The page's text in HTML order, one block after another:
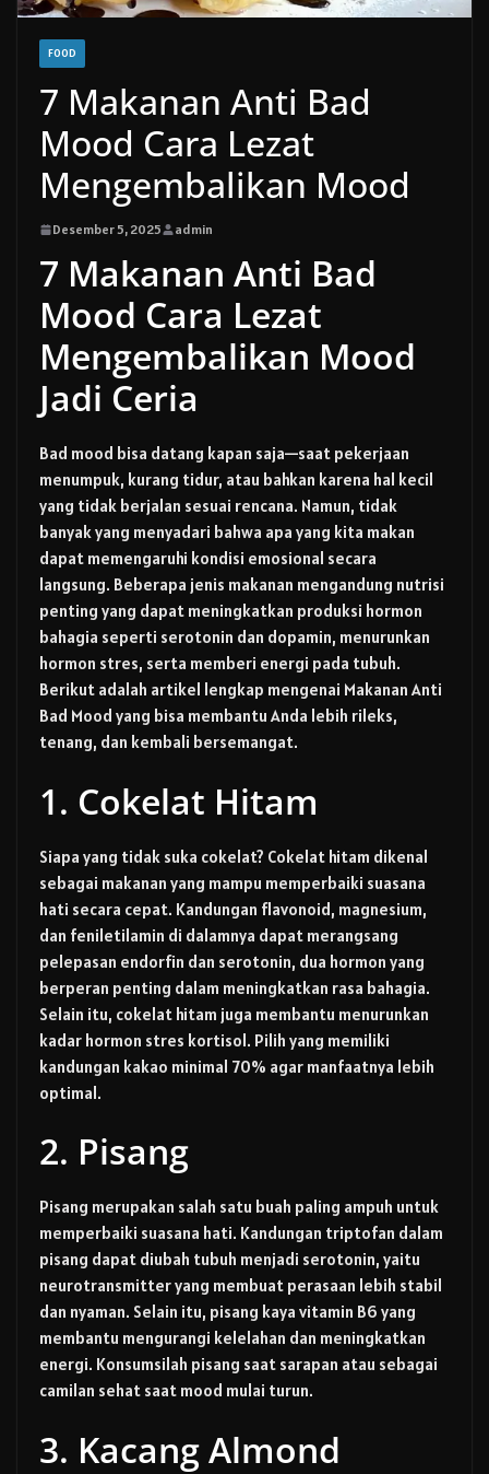
FOOD
7 Makanan Anti Bad
Mood Cara Lezat
Mengembalikan Mood
Desember 5, 2025 admin
7 Makanan Anti Bad
Mood Cara Lezat
Mengembalikan Mood
Jadi Ceria
Bad mood bisa datang kapan saja—saat pekerjaan
menumpuk, kurang tidur, atau bahkan karena hal kecil
yang tidak berjalan sesuai rencana. Namun, tidak
banyak yang menyadari bahwa apa yang kita makan
dapat memengaruhi kondisi emosional secara
langsung. Beberapa jenis makanan mengandung nutrisi
penting yang dapat meningkatkan produksi hormon
bahagia seperti serotonin dan dopamin, menurunkan
hormon stres, serta memberi energi pada tubuh.
Berikut adalah artikel lengkap mengenai Makanan Anti
Bad Mood yang bisa membantu Anda lebih rileks,
tenang, dan kembali bersemangat.
1. Cokelat Hitam
Siapa yang tidak suka cokelat? Cokelat hitam dikenal
sebagai makanan yang mampu memperbaiki suasana
hati secara cepat. Kandungan flavonoid, magnesium,
dan feniletilamin di dalamnya dapat merangsang
pelepasan endorfin dan serotonin, dua hormon yang
berperan penting dalam meningkatkan rasa bahagia.
Selain itu, cokelat hitam juga membantu menurunkan
kadar hormon stres kortisol. Pilih yang memiliki
kandungan kakao minimal 70% agar manfaatnya lebih
optimal.
2. Pisang
Pisang merupakan salah satu buah paling ampuh untuk
memperbaiki suasana hati. Kandungan triptofan dalam
pisang dapat diubah tubuh menjadi serotonin, yaitu
neurotransmitter yang membuat perasaan lebih stabil
dan nyaman. Selain itu, pisang kaya vitamin B6 yang
membantu mengurangi kelelahan dan meningkatkan
energi. Konsumsilah pisang saat sarapan atau sebagai
camilan sehat saat mood mulai turun.
3. Kacang Almond